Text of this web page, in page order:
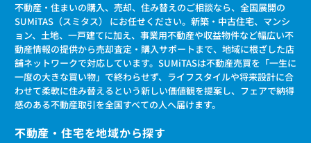
不動産・住まいの購入、売却、住み替えのご相談なら、全国展開の
SUMiTAS（スミタス） にお任せください。新築・中古住宅、マンシ
ョン、土地、一戸建てに加え、事業用不動産や収益物件など幅広い不
動産情報の提供から売却査定・購入サポートまで、地域に根ざした店
舗ネットワークで対応しています。SUMiTASは不動産売買を「一生に
一度の大きな買い物」で終わらせず、ライフスタイルや将来設計に合
わせて柔軟に住み替えるという新しい価値観を提案し、フェアで納得
感のある不動産取引を全国すべての人へ届けます。
不動産・住宅を地域から探す